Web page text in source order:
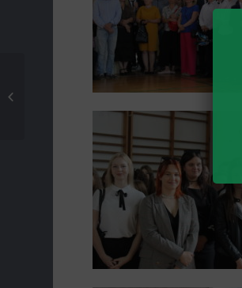
III Narodowy Dzień
Zduńskiej Dąbrowie